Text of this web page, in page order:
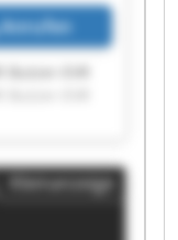
Anrufen
EVR
Butzer-EVR
Kleinanzeige